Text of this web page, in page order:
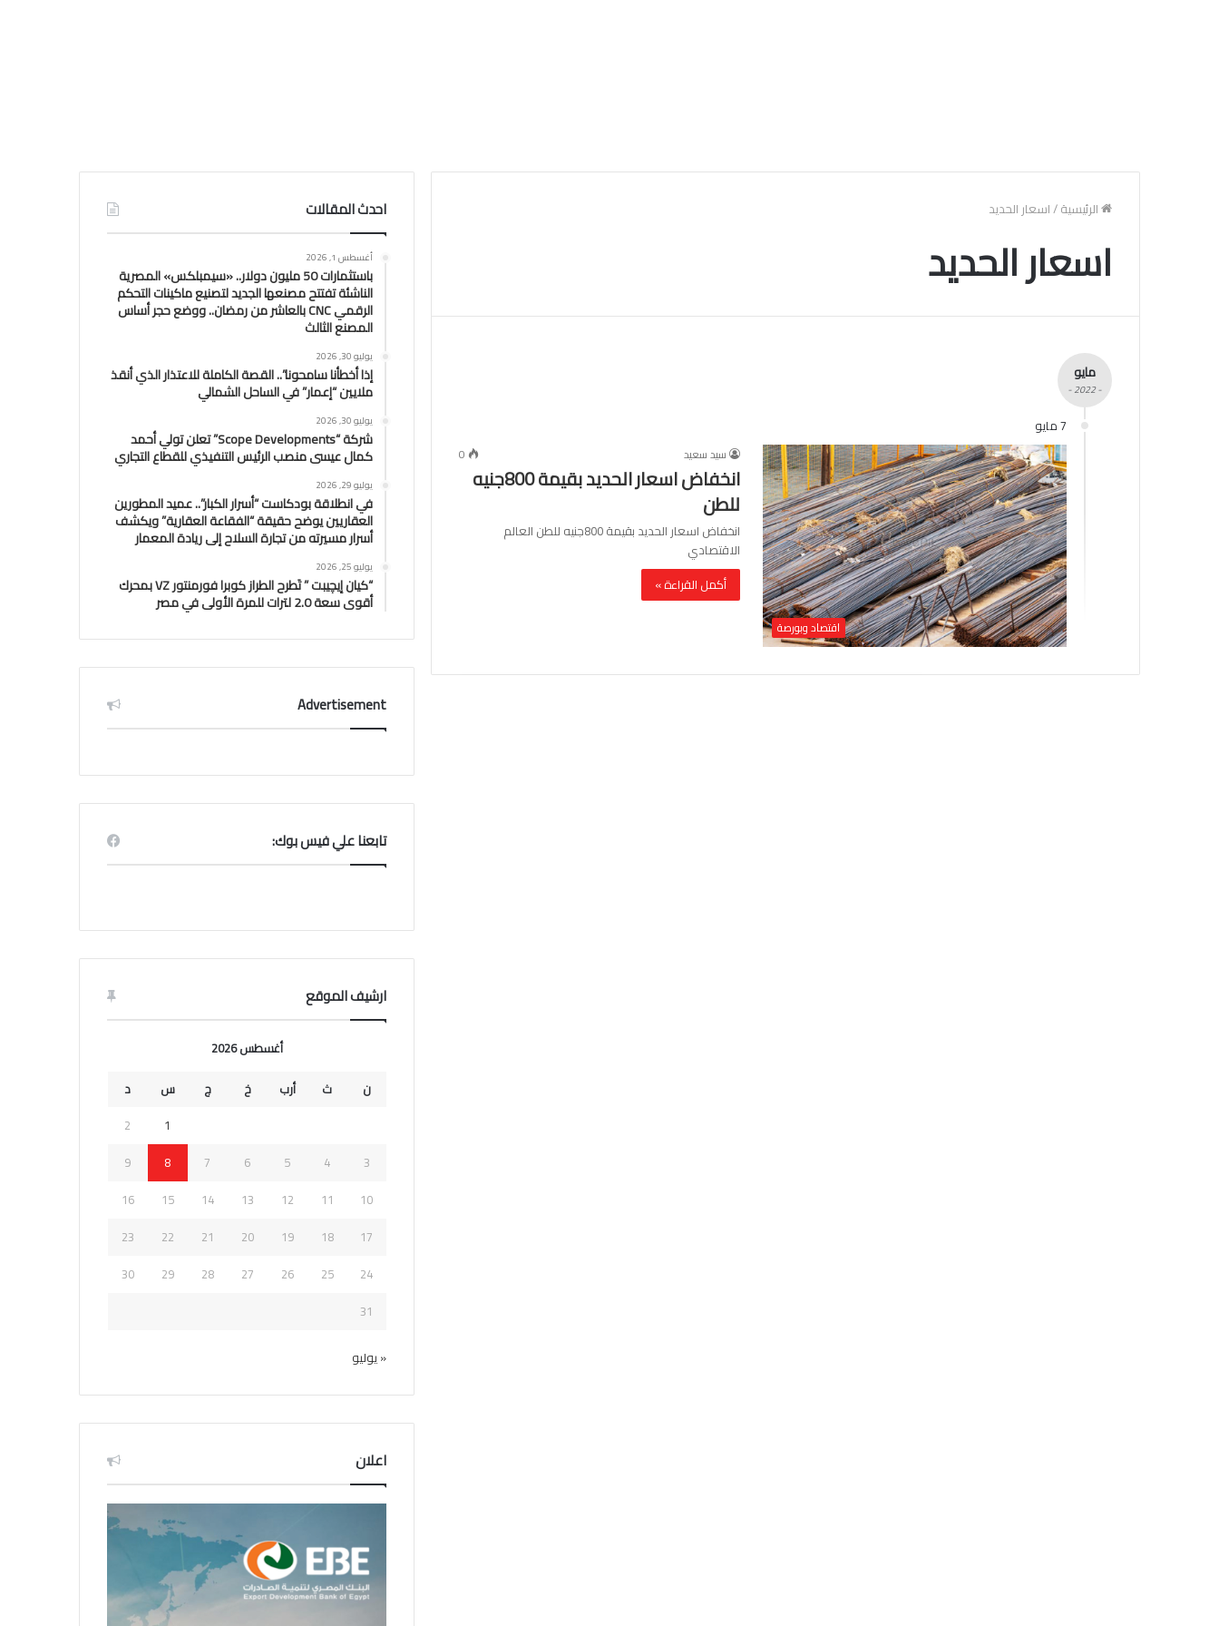
الرئيسية/اسعار الحديد
اسعار الحديد
مايو
- 2022 -
7 مايو
اقتصاد وبورصة
سيد سعيد 0
انخفاض اسعار الحديد بقيمة 800جنيه
للطن
انخفاض اسعار الحديد بقيمة 800جنيه للطن العالم
الاقتصادي
أكمل القراءة »
احدث المقالات
أغسطس 1, 2026
باستثمارات 50 مليون دولار.. «سيمبلكس» المصرية
الناشئة تفتتح مصنعها الجديد لتصنيع ماكينات التحكم
الرقمي CNC بالعاشر من رمضان.. ووضع حجر أساس
المصنع الثالث
يوليو 30, 2026
إذا أخطأنا سامحونا”.. القصة الكاملة للاعتذار الذي أنقذ
ملايين “إعمار” في الساحل الشمالي
يوليو 30, 2026
شركة “Scope Developments” تعلن تولي أحمد
كمال عيسى منصب الرئيس التنفيذي للقطاع التجاري
يوليو 29, 2026
في انطلاقة بودكاست “أسرار الكبار”.. عميد المطورين
العقاريين يوضح حقيقة “الفقاعة العقارية” ويكشف
أسرار مسيرته من تجارة السلاح إلى ريادة المعمار
يوليو 25, 2026
“كيان إيچيبت ” تَطرح الطراز كوبرا فورمنتور VZ بمحرك
أقوى سعة 2.0 لترات للمرة الأولى في مصر
Advertisement
تابعنا علي فيس بوك:
ارشيف الموقع
أغسطس 2026
ن
ث أرب خ ج س
د
1
2
3
4
5
6
7
8
9
10
11
12
13
14
15
16
17
18
19
20
21
22
23
24
25
26
27
28
29
30
31
« يوليو
اعلان